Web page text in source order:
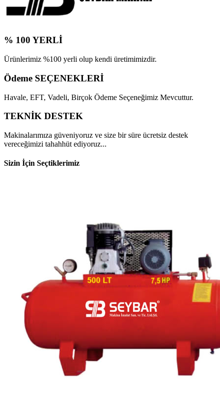
% 100 YERLİ
Ürünlerimiz %100 yerli olup kendi üretimimizdir.
Ödeme SEÇENEKLERİ
Havale, EFT, Vadeli, Birçok Ödeme Seçeneğimiz Mevcuttur.
TEKNİK DESTEK
Makinalarımıza güveniyoruz ve size bir süre ücretsiz destek
vereceğimizi tahahhüt ediyoruz...
Sizin İçin Seçtiklerimiz